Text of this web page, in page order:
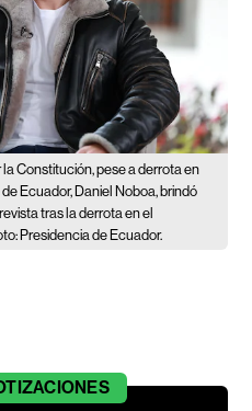
Constitución, pese a derrota en
Ecuador, Daniel Noboa, brindó
tras la derrota en el
Presidencia de Ecuador.